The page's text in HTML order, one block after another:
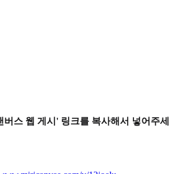
스 웹 게시' 링크를 복사해서 넣어주세